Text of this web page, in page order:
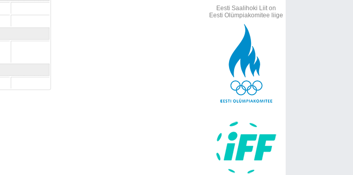
Eesti Saalihoki Liit on
Eesti Olümpiakomitee liige